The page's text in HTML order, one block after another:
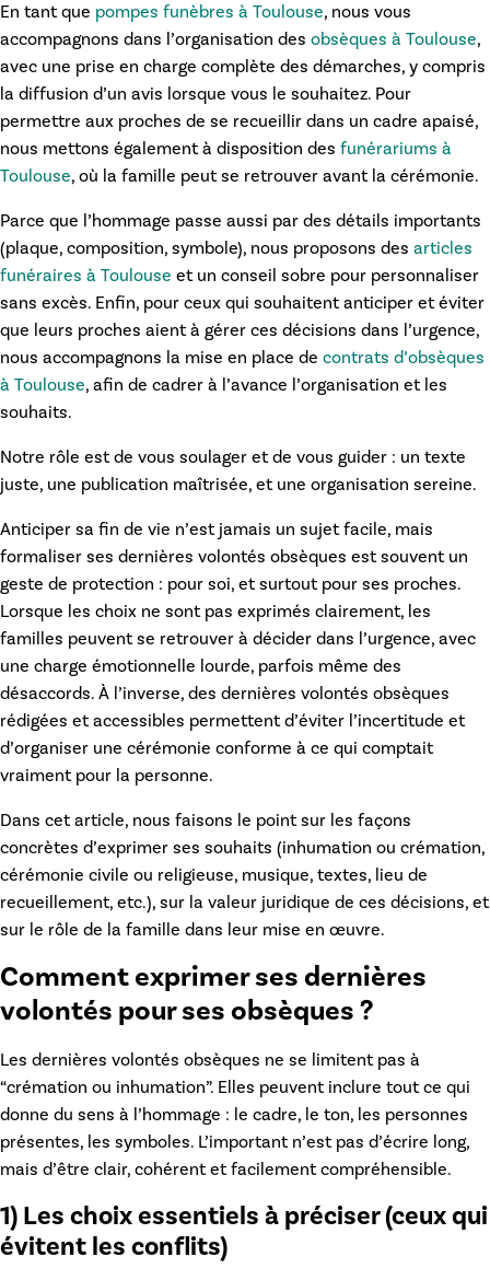
En tant que pompes funèbres à Toulouse, nous vous
accompagnons dans l’organisation des obsèques à Toulouse,
avec une prise en charge complète des démarches, y compris
la diffusion d’un avis lorsque vous le souhaitez. Pour
permettre aux proches de se recueillir dans un cadre apaisé,
nous mettons également à disposition des funérariums à
Toulouse, où la famille peut se retrouver avant la cérémonie.
Parce que l’hommage passe aussi par des détails importants
(plaque, composition, symbole), nous proposons des articles
funéraires à Toulouse et un conseil sobre pour personnaliser
sans excès. Enfin, pour ceux qui souhaitent anticiper et éviter
que leurs proches aient à gérer ces décisions dans l’urgence,
nous accompagnons la mise en place de contrats d’obsèques
à Toulouse, afin de cadrer à l’avance l’organisation et les
souhaits.
Notre rôle est de vous soulager et de vous guider : un texte
juste, une publication maîtrisée, et une organisation sereine.
Anticiper sa fin de vie n’est jamais un sujet facile, mais
formaliser ses dernières volontés obsèques est souvent un
geste de protection : pour soi, et surtout pour ses proches.
Lorsque les choix ne sont pas exprimés clairement, les
familles peuvent se retrouver à décider dans l’urgence, avec
une charge émotionnelle lourde, parfois même des
désaccords. À l’inverse, des dernières volontés obsèques
rédigées et accessibles permettent d’éviter l’incertitude et
d’organiser une cérémonie conforme à ce qui comptait
vraiment pour la personne.
Dans cet article, nous faisons le point sur les façons
concrètes d’exprimer ses souhaits (inhumation ou crémation,
cérémonie civile ou religieuse, musique, textes, lieu de
recueillement, etc.), sur la valeur juridique de ces décisions, et
sur le rôle de la famille dans leur mise en œuvre.
Comment exprimer ses dernières
volontés pour ses obsèques ?
Les dernières volontés obsèques ne se limitent pas à
“crémation ou inhumation”. Elles peuvent inclure tout ce qui
donne du sens à l’hommage : le cadre, le ton, les personnes
présentes, les symboles. L’important n’est pas d’écrire long,
mais d’être clair, cohérent et facilement compréhensible.
1) Les choix essentiels à préciser (ceux qui
évitent les conflits)